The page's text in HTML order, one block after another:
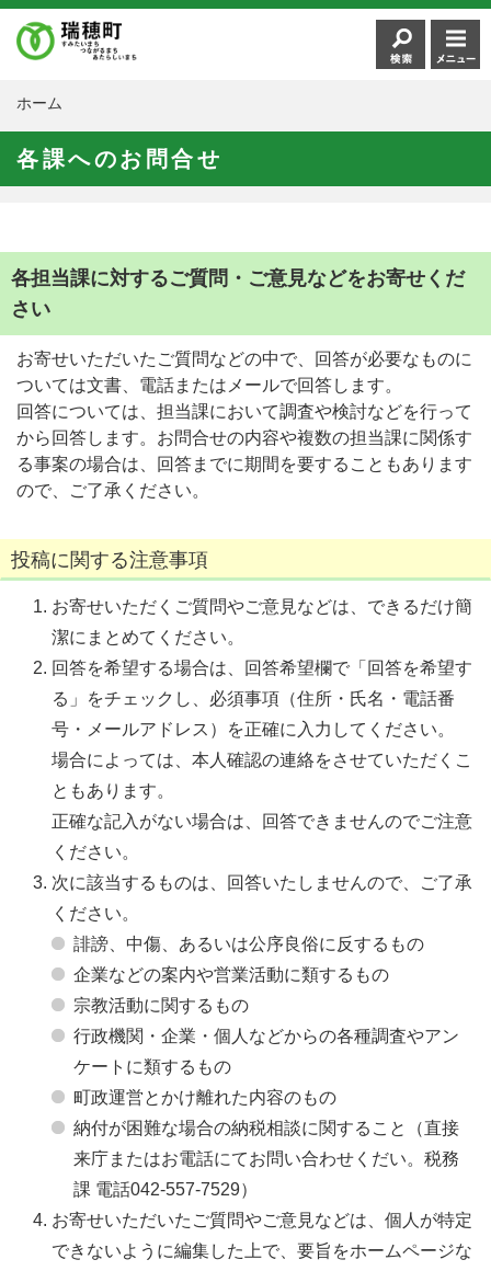
ホーム
各課へのお問合せ
各担当課に対するご質問・ご意見などをお寄せくだ
さい
お寄せいただいたご質問などの中で、回答が必要なものに
ついては文書、電話またはメールで回答します。
回答については、担当課において調査や検討などを行って
から回答します。お問合せの内容や複数の担当課に関係す
る事案の場合は、回答までに期間を要することもあります
ので、ご了承ください。
投稿に関する注意事項
お寄せいただくご質問やご意見などは、できるだけ簡
潔にまとめてください。
回答を希望する場合は、回答希望欄で「回答を希望す
る」をチェックし、必須事項（住所・氏名・電話番
号・メールアドレス）を正確に入力してください。
場合によっては、本人確認の連絡をさせていただくこ
ともあります。
正確な記入がない場合は、回答できませんのでご注意
ください。
次に該当するものは、回答いたしませんので、ご了承
ください。
誹謗、中傷、あるいは公序良俗に反するもの
企業などの案内や営業活動に類するもの
宗教活動に関するもの
行政機関・企業・個人などからの各種調査やアン
ケートに類するもの
町政運営とかけ離れた内容のもの
納付が困難な場合の納税相談に関すること（直接
来庁またはお電話にてお問い合わせくだい。税務
課 電話042-557-7529）
お寄せいただいたご質問やご意見などは、個人が特定
できないように編集した上で、要旨をホームページな